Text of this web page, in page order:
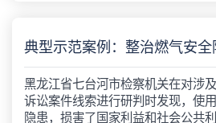
典型示范案例：整治燃气安全
黑龙江省七台河市检察机关在对涉
诉讼案件线索进行研判时发现，使
隐患，损害了国家利益和社会公共利